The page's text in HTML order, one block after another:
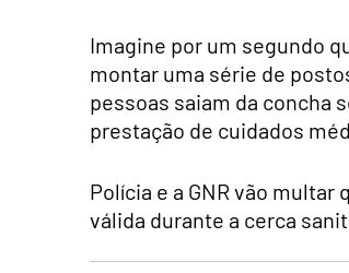
Imagine por um segundo
montar uma série de
pessoas saiam da concha
prestação de cuidados
Polícia e a GNR vão
válida durante a cerca